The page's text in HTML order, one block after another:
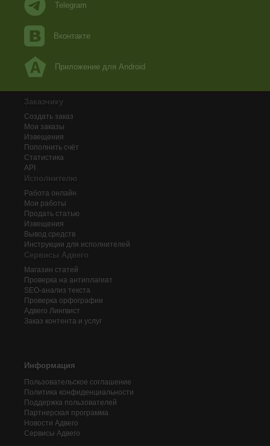
Telegram
Вконтакте
Приложение для Android
Заказчику
Создать заказ
Мои заказы
Извещения
Пополнить счёт
Статистика
API
Исполнителю
Работа онлайн
Мои работы
Продать статью
Извещения
Вывод средств
Инструкции для исполнителей
Сервисы Адвего
Магазин статей
Проверка на антиплагиат
SEO-анализ текста
Проверка орфографии
Адвего Лингвист
Заказ контента и услуг
Информация
Пользовательское соглашение
Политика конфиденциальности
Поддержка пользователей
Партнерская программа
Новости Адвего
Сервисы Адвего